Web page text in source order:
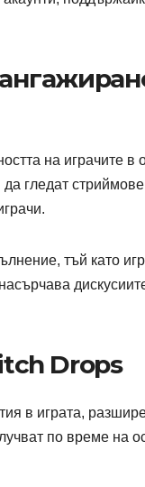
на играчите
гледат
тъй като
Drops
в играта,
по време на